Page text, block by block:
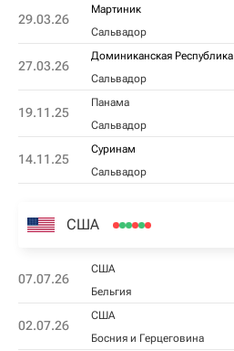
29.03.26
Мартиник
Сальвадор
27.03.26
Доминиканская Республика
Сальвадор
19.11.25
Панама
Сальвадор
14.11.25
Суринам
Сальвадор
США
07.07.26
США
Бельгия
02.07.26
США
Босния и Герцеговина